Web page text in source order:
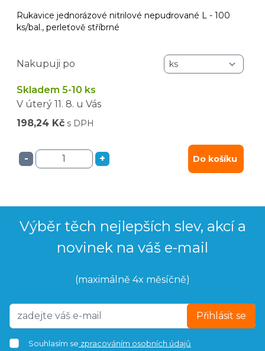
Rukavice jednorázové nitrilové nepudrované L - 100
ks/bal., perleťově stříbrné
Nakupuji po
Skladem 5-10 ks
V úterý 11. 8. u Vás
198,24 Kč s DPH
- + Do košíku
Výběr těch nejlepších slev, akcí a
novinek na váš e-mail
(maximálně 4x měsíčně)
Přihlásit se
Souhlasím se zpracováním osobních údajů